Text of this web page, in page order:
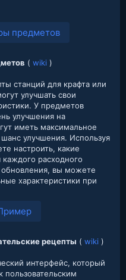
предметов
( wiki )
станций для крафта или
улучшать свои
У предметов
улучшения на
иметь максимальное
улучшения. Используя
настроить, какие
расходного
вы можете
характеристики при
рецепты ( wiki )
интерфейс, который
пользовательским